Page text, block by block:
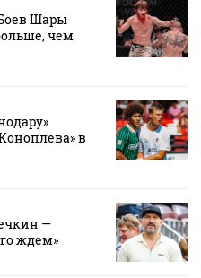
Шары
чем
в
—
ждем»